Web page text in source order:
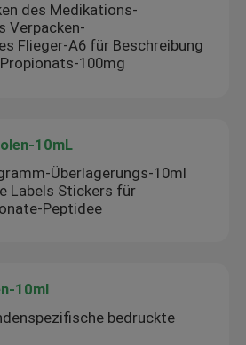
des Medikations-
Verpacken-
Flieger-A6 für Beschreibung
100mg
10mL
Überlagerungs-10ml
Labels Stickers für
Peptidee
10ml
bedruckte